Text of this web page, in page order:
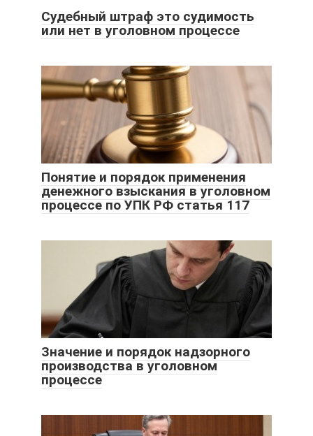
Судебный штраф это судимость
или нет в уголовном процессе
Понятие и порядок применения
денежного взыскания в уголовном
процессе по УПК РФ статья 117
Значение и порядок надзорного
производства в уголовном
процессе